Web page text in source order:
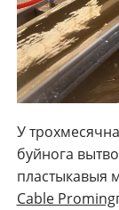
У
буйнога
пластыкавыя
Cable Proming